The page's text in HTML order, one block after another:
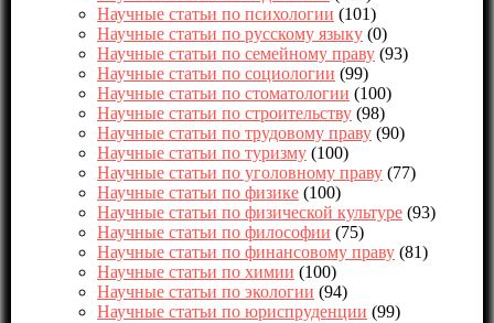
Научные статьи по психологии (101)
Научные статьи по русскому языку (0)
Научные статьи по семейному праву (93)
Научные статьи по социологии (99)
Научные статьи по стоматологии (100)
Научные статьи по строительству (98)
Научные статьи по трудовому праву (90)
Научные статьи по туризму (100)
Научные статьи по уголовному праву (77)
Научные статьи по физике (100)
Научные статьи по физической культуре (93)
Научные статьи по философии (75)
Научные статьи по финансовому праву (81)
Научные статьи по химии (100)
Научные статьи по экологии (94)
Научные статьи по юриспруденции (99)